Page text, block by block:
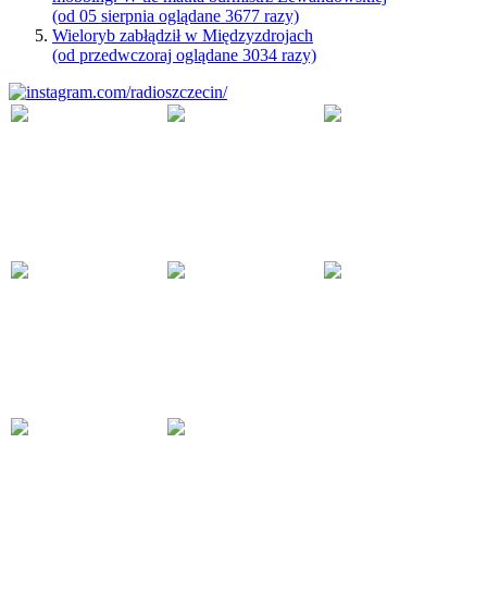
(od 05 sierpnia oglądane 3677 razy)
Wieloryb zabłądził w Międzyzdrojach
(od przedwczoraj oglądane 3034 razy)